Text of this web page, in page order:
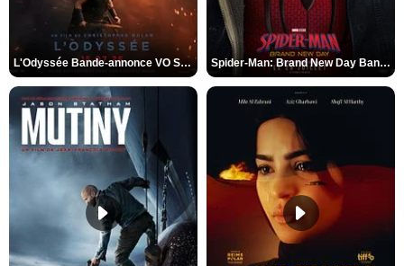
L'Odyssée Bande-annonce VO STFR Spider-Man: Brand New Day Bande-annonce VO STFR